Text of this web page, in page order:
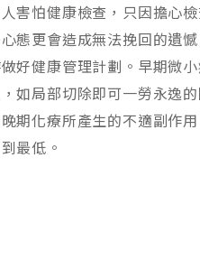
害怕健康檢查，只因擔心
態更會造成無法挽回的遺
好健康管理計劃。早期微
如局部切除即可一勞永逸
期化療所產生的不適副作
最低。